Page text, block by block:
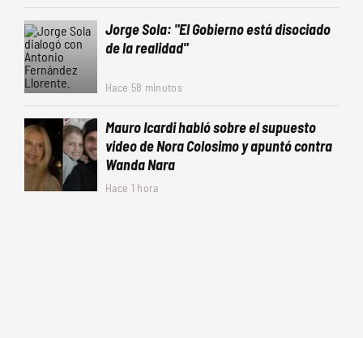
Jorge Sola: "El Gobierno está disociado
de la realidad"
Hace 58 minutos
Mauro Icardi habló sobre el supuesto
video de Nora Colosimo y apuntó contra
Wanda Nara
Hace 1 hora